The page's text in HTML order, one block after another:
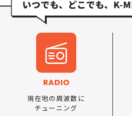
現在地の周波数に
チューニング